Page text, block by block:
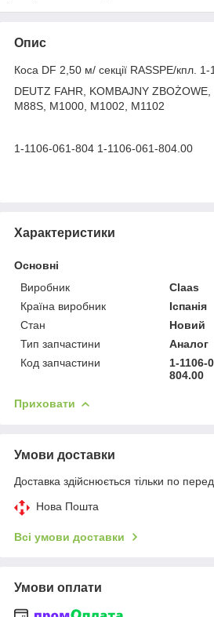
Опис
Коса DF 2,50 м/ секції RASSPE/кпл.
DEUTZ FAHR, KOMBAJNY
M88S, M1000, M1002, M1102
1-1106-061-804 1-1106-061-804.00
Характеристики
Основні
Виробник
Claas
Країна виробник
Іспанія
Стан
Новий
Тип запчастини
Аналог
Код запчастини
1-1106-
804.00
Приховати
Умови доставки
Доставка здійснюється тільки по
Нова Пошта
Всі умови доставки
Умови оплати